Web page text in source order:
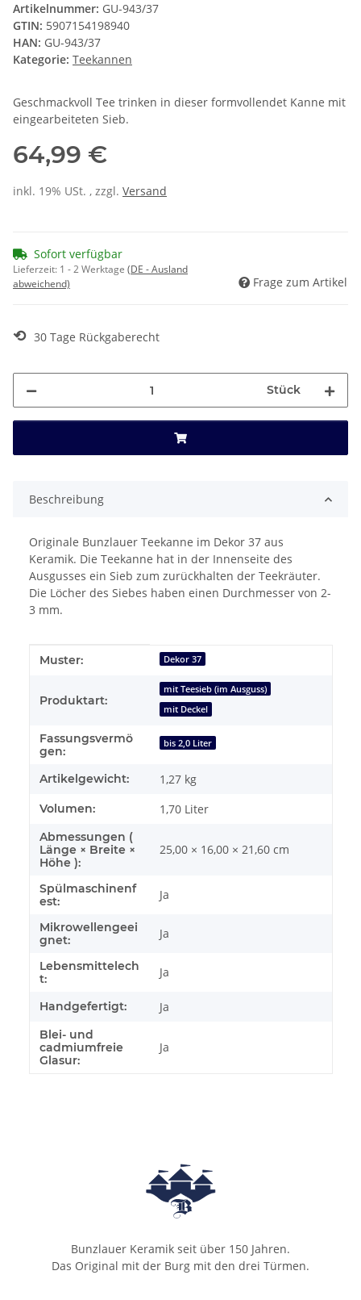
Artikelnummer: GU-943/37
GTIN: 5907154198940
HAN: GU-943/37
Kategorie: Teekannen
Geschmackvoll Tee trinken in dieser formvollendet Kanne mit
eingearbeiteten Sieb.
64,99 €
inkl. 19% USt. , zzgl. Versand
Sofort verfügbar
Lieferzeit: 1 - 2 Werktage (DE - Ausland
abweichend)
Frage zum Artikel
⟲ 30 Tage Rückgaberecht
Stück
Beschreibung
Originale Bunzlauer Teekanne im Dekor 37 aus
Keramik. Die Teekanne hat in der Innenseite des
Ausgusses ein Sieb zum zurückhalten der Teekräuter.
Die Löcher des Siebes haben einen Durchmesser von 2-
3 mm.
Produkteigenschaft
Wert
Muster: Dekor 37
Produktart:
mit Teesieb (im Ausguss)
mit Deckel
Fassungsvermö
gen:
bis 2,0 Liter
Artikelgewicht: 1,27 kg
Volumen: 1,70 Liter
Abmessungen (
Länge × Breite ×
Höhe ):
25,00 × 16,00 × 21,60 cm
Spülmaschinenf
est:
Ja
Mikrowellengeei
gnet:
Ja
Lebensmittelech
t:
Ja
Handgefertigt: Ja
Blei- und
cadmiumfreie
Glasur:
Ja
Bunzlauer Keramik seit über 150 Jahren.
Das Original mit der Burg mit den drei Türmen.